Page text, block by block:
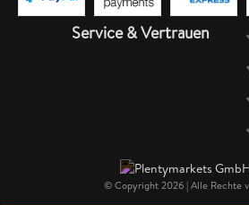
Service & Vertrauen
© Copyright 2026 | Alle Rechte